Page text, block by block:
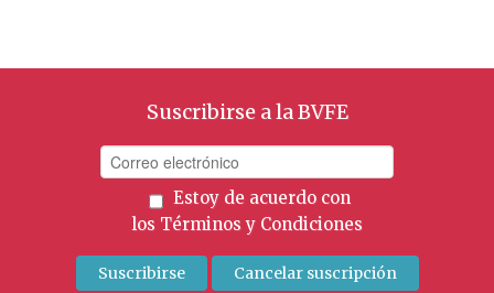
Suscribirse a la BVFE
Estoy de acuerdo con
los Términos y Condiciones